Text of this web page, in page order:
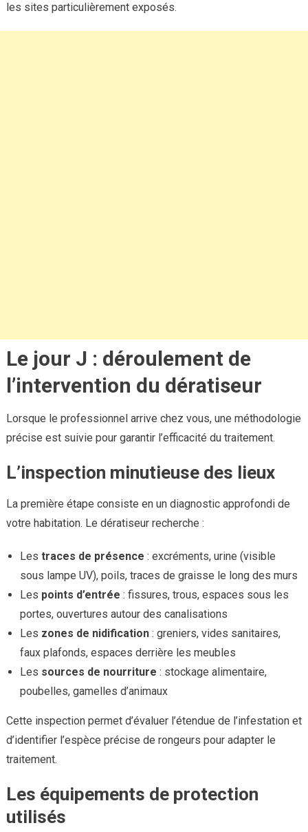
les sites particulièrement exposés.
Le jour J : déroulement de
l’intervention du dératiseur
Lorsque le professionnel arrive chez vous, une méthodologie
précise est suivie pour garantir l’efficacité du traitement.
L’inspection minutieuse des lieux
La première étape consiste en un diagnostic approfondi de
votre habitation. Le dératiseur recherche :
Les traces de présence : excréments, urine (visible
sous lampe UV), poils, traces de graisse le long des murs
Les points d’entrée : fissures, trous, espaces sous les
portes, ouvertures autour des canalisations
Les zones de nidification: greniers, vides sanitaires,
faux plafonds, espaces derrière les meubles
Les sources de nourriture : stockage alimentaire,
poubelles, gamelles d’animaux
Cette inspection permet d’évaluer l’étendue de l’infestation et
d’identifier l’espèce précise de rongeurs pour adapter le
traitement.
Les équipements de protection
utilisés